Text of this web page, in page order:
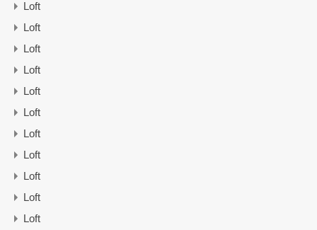
Loft
Loft
Loft
Loft
Loft
Loft
Loft
Loft
Loft
Loft
Loft